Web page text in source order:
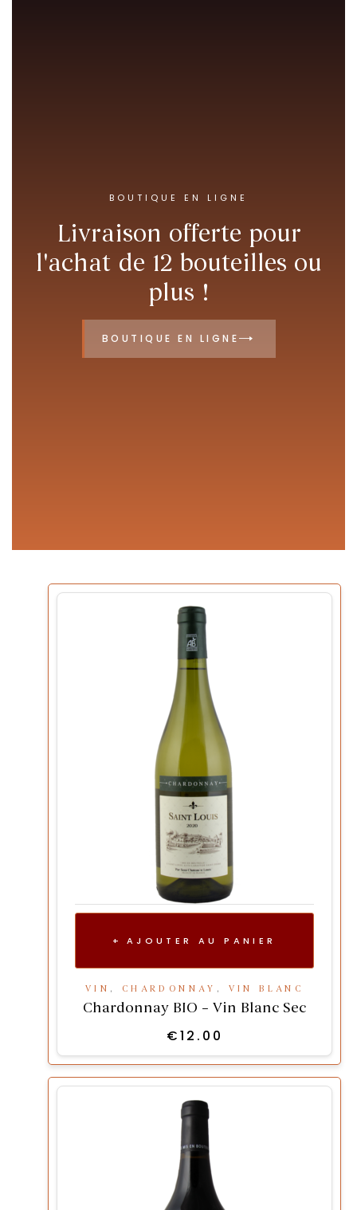
BOUTIQUE EN LIGNE
Livraison offerte pour
l'achat de 12 bouteilles ou
plus !
BOUTIQUE EN LIGNE
AJOUTER AU PANIER
VIN , CHARDONNAY , VIN BLANC
Chardonnay BIO – Vin Blanc Sec
€12.00